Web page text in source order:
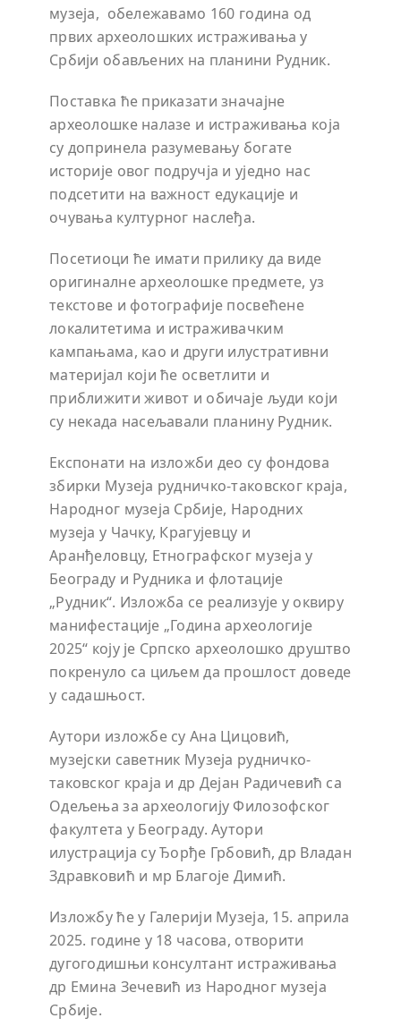
музеја, обележавамо 160 година од
првих археолошких истраживања у
Србији обављених на планини Рудник.
Поставка ће приказати значајне
археолошке налазе и истраживања која
су допринела разумевању богате
историје овог подручја и уједно нас
подсетити на важност едукације и
очувања културног наслеђа.
Посетиоци ће имати прилику да виде
оригиналне археолошке предмете, уз
текстове и фотографије посвећене
локалитетима и истраживачким
кампањама, као и други илустративни
материјал који ће осветлити и
приближити живот и обичаје људи који
су некада насељавали планину Рудник.
Експонати на изложби део су фондова
збирки Музеја рудничко-таковског краја,
Народног музеја Србије, Народних
музеја у Чачку, Крагујевцу и
Аранђеловцу, Етнографског музеја у
Београду и Рудника и флотације
„Рудник“. Изложба се реализује у оквиру
манифестације „Година археологије
2025“ коју је Српско археолошко друштво
покренуло са циљем да прошлост доведе
у садашњост.
Аутори изложбе су Ана Цицовић,
музејски саветник Музеја рудничко-
таковског краја и др Дејан Радичевић са
Одељења за археологију Филозофског
факултета у Београду. Аутори
илустрација су Ђорђе Грбовић, др Владан
Здравковић и мр Благоје Димић.
Изложбу ће у Галерији Музеја, 15. априла
2025. године у 18 часова, отворити
дугогодишњи консултант истраживања
др Емина Зечевић из Народног музеја
Србије.